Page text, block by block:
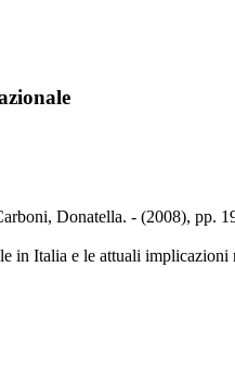
Donatella. - (2008), pp.
in Italia e le attuali